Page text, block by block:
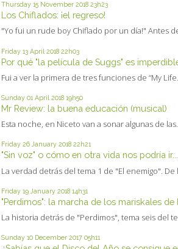
Thursday 15 November 2018 23h23
Los Chiflados: ¡el regreso!
"Yo fui un rude boy Chiflado por un día!" Antes
Friday 13 April 2018 22h03
Por qué "la película de Suggs" es
Fui a ver la primera de tres funciones de “My
Sunday 01 April 2018 19h50
Mr Review: la buena educación (musical)
Esta noche, en Niceto van a sonar algunas de
Friday 26 January 2018 22h21
"Sin voz" o cómo en otra vida nos podría ir...
La verdad detrás del tema 1 de "El enemigo". De la
Friday 19 January 2018 14h31
"Perdimos": la marcha de los mariskales de
La historia detrás de "Perdimos", tema seis del
Sunday 10 December 2017 05h11